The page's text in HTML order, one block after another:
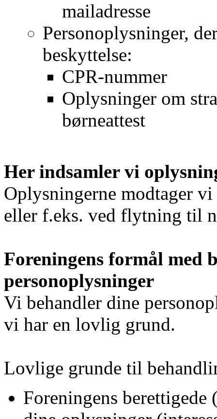
mailadresse
Personoplysninger,
beskyttelse:
CPR-nummer
Oplysninger om
børneattest
Her indsamler vi
Oplysningerne modtager
eller f.eks. ved flytning til
Foreningens formål med
personoplysninger
Vi behandler dine
vi har en lovlig grund.
Lovlige grunde til
Foreningens berettigede